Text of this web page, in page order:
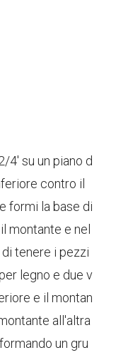
4' su un piano d
contro il
formi la base di
montante e nel
tenere i pezzi
legno e due v
e il montan
all'altra
un gru